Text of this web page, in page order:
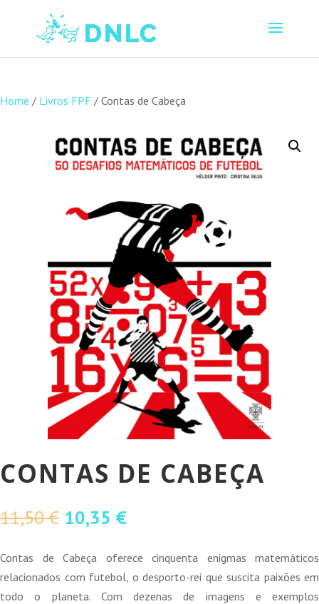
Home / Livros FPF / Contas de Cabeça
CONTAS DE CABEÇA
11,50€ O
original
era:
11,50 €.
10,35 €O
atual
é:
10,35 €.
Contas de Cabeça oferece cinquenta enigmas matemáticos
relacionados com futebol, o desporto-rei que suscita paixões em
todo o planeta. Com dezenas de imagens e exemplos